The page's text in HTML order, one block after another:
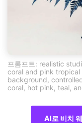
프롬프트: realistic
coral and pink
background,
coral, hot pink, teal,
AI로 비치